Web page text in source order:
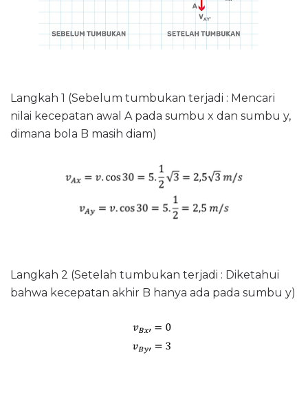
Langkah 1 (Sebelum tumbukan terjadi : Mencari
nilai kecepatan awal A pada sumbu x dan sumbu y,
dimana bola B masih diam)
Langkah 2 (Setelah tumbukan terjadi : Diketahui
bahwa kecepatan akhir B hanya ada pada sumbu y)